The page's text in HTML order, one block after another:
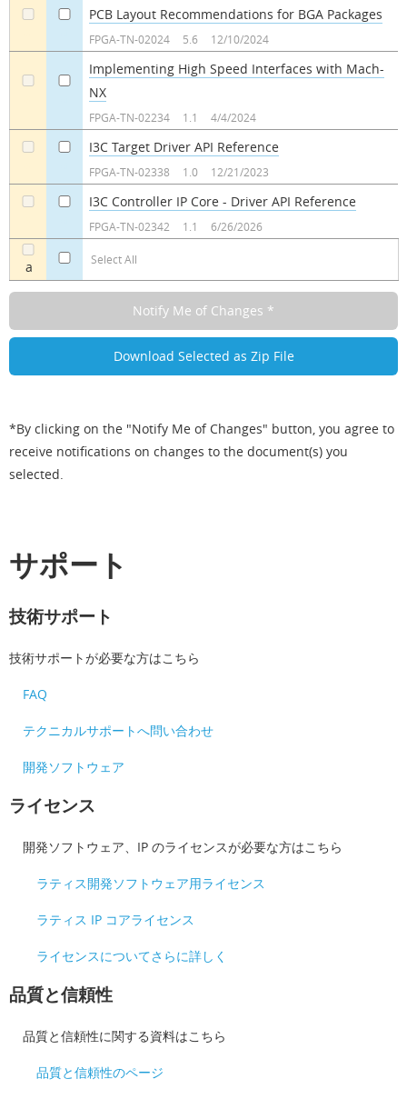
a Select All
PCB Layout Recommendations for BGA Packages
FPGA-TN-02024 5.6 12/10/2024
Implementing High Speed Interfaces with Mach-
NX
FPGA-TN-02234 1.1 4/4/2024
I3C Target Driver API Reference
FPGA-TN-02338 1.0 12/21/2023
I3C Controller IP Core - Driver API Reference
FPGA-TN-02342 1.1 6/26/2026
*By clicking on the "Notify Me of Changes" button, you agree to
receive notifications on changes to the document(s) you
selected.
サポート
技術サポート
技術サポートが必要な方はこちら
FAQ
テクニカルサポートへ問い合わせ
開発ソフトウェア
ライセンス
開発ソフトウェア、IP のライセンスが必要な方はこちら
ラティス開発ソフトウェア用ライセンス
ラティス IP コアライセンス
ライセンスについてさらに詳しく
品質と信頼性
品質と信頼性に関する資料はこちら
品質と信頼性のページ